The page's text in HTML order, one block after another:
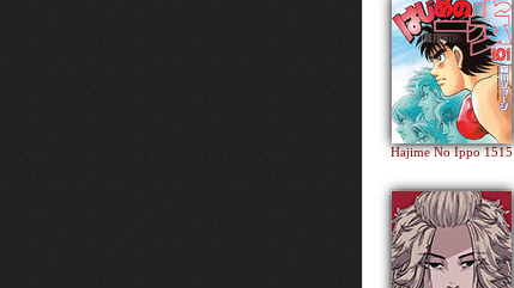
Hajime No Ippo 1515